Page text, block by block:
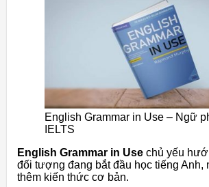
English Grammar in Use – Ngữ
IELTS
English Grammar in Use chủ yếu
đối tượng đang bắt đầu học tiếng Anh,
thêm kiến thức cơ bản.